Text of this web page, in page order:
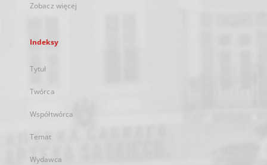
Zobacz więcej
Indeksy
Tytuł
Twórca
Współtwórca
Temat
Wydawca